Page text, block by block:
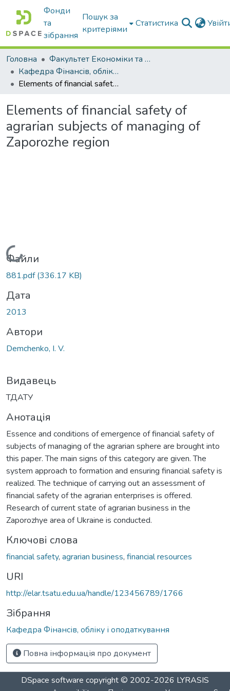
Фонди
та
зібрання
Пошук за
критеріями
Статистика
Головна
Факультет Економіки та бізнесу
Кафедра Фінансів, обліку і оподаткування
Elements of financial safety of agrarian subjects of managing of Zaporozhe region
Elements of financial safety of
agrarian subjects of managing of
Zaporozhe region
Вантажиться...
Файли
881.pdf(336.17 KB)
Дата
2013
Автори
Demchenko, I. V.
Видавець
ТДАТУ
Анотація
Essence and conditions of emergence of financial safety of
subjects of managing of the agrarian sphere are brought into
this paper. The main signs of this category are given. The
system approach to formation and ensuring financial safety is
realized. The technique of carrying out an assessment of
financial safety of the agrarian enterprises is offered.
Research of current state of agrarian business in the
Zaporozhye area of Ukraine is conducted.
Ключові слова
financial safety, agrarian business, financial resources
URI
http://elar.tsatu.edu.ua/handle/123456789/1766
Зібрання
Кафедра Фінансів, обліку і оподаткування
Повна інформація про документ
DSpace software copyright © 2002-2026 LYRASIS